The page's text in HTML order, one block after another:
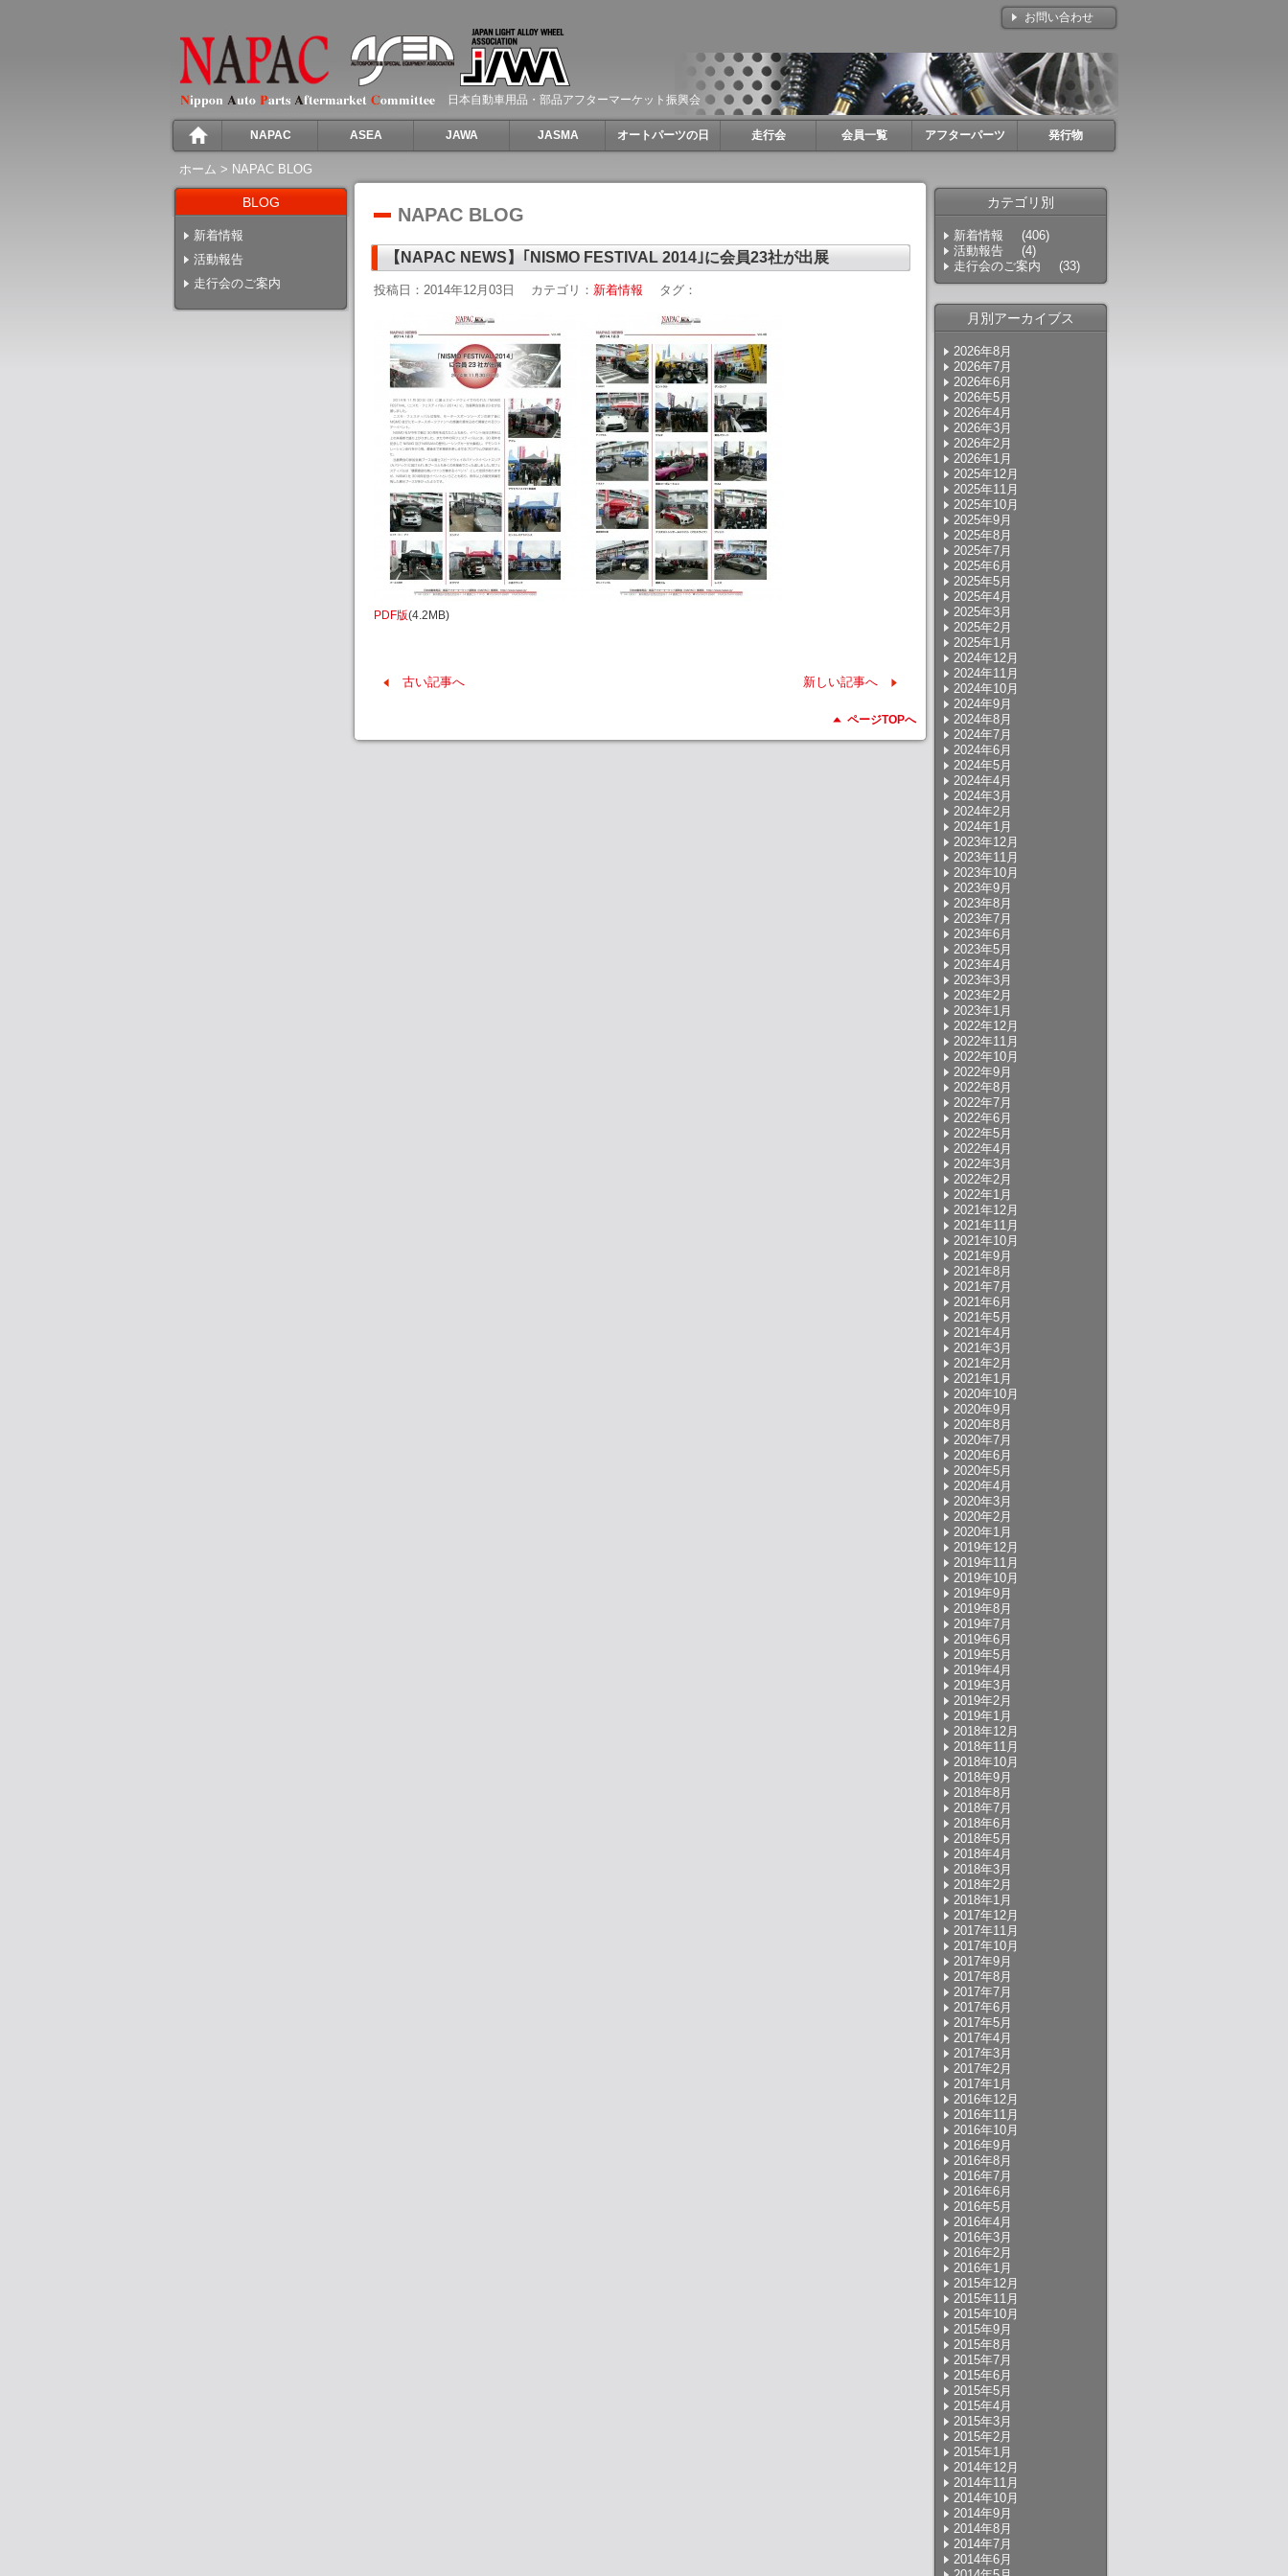
日本自動車用品・部品アフターマーケット振興会
お問い合わせ
NAPAC ASEA JAWA JASMA オートパーツの日 走行会 会員一覧 アフターパーツ 発行物
ホーム > NAPAC BLOG
BLOG
新着情報
活動報告
走行会のご案内
NAPAC BLOG
【NAPAC NEWS】｢NISMO FESTIVAL 2014｣に会員23社が出展
投稿日：2014年12月03日 カテゴリ： 新着情報 タグ：
PDF版(4.2MB)
古い記事へ 新しい記事へ
ページTOPへ
カテゴリ別
新着情報
(406)
活動報告
(4)
走行会のご案内
(33)
月別アーカイブス
2026年8月
2026年7月
2026年6月
2026年5月
2026年4月
2026年3月
2026年2月
2026年1月
2025年12月
2025年11月
2025年10月
2025年9月
2025年8月
2025年7月
2025年6月
2025年5月
2025年4月
2025年3月
2025年2月
2025年1月
2024年12月
2024年11月
2024年10月
2024年9月
2024年8月
2024年7月
2024年6月
2024年5月
2024年4月
2024年3月
2024年2月
2024年1月
2023年12月
2023年11月
2023年10月
2023年9月
2023年8月
2023年7月
2023年6月
2023年5月
2023年4月
2023年3月
2023年2月
2023年1月
2022年12月
2022年11月
2022年10月
2022年9月
2022年8月
2022年7月
2022年6月
2022年5月
2022年4月
2022年3月
2022年2月
2022年1月
2021年12月
2021年11月
2021年10月
2021年9月
2021年8月
2021年7月
2021年6月
2021年5月
2021年4月
2021年3月
2021年2月
2021年1月
2020年10月
2020年9月
2020年8月
2020年7月
2020年6月
2020年5月
2020年4月
2020年3月
2020年2月
2020年1月
2019年12月
2019年11月
2019年10月
2019年9月
2019年8月
2019年7月
2019年6月
2019年5月
2019年4月
2019年3月
2019年2月
2019年1月
2018年12月
2018年11月
2018年10月
2018年9月
2018年8月
2018年7月
2018年6月
2018年5月
2018年4月
2018年3月
2018年2月
2018年1月
2017年12月
2017年11月
2017年10月
2017年9月
2017年8月
2017年7月
2017年6月
2017年5月
2017年4月
2017年3月
2017年2月
2017年1月
2016年12月
2016年11月
2016年10月
2016年9月
2016年8月
2016年7月
2016年6月
2016年5月
2016年4月
2016年3月
2016年2月
2016年1月
2015年12月
2015年11月
2015年10月
2015年9月
2015年8月
2015年7月
2015年6月
2015年5月
2015年4月
2015年3月
2015年2月
2015年1月
2014年12月
2014年11月
2014年10月
2014年9月
2014年8月
2014年7月
2014年6月